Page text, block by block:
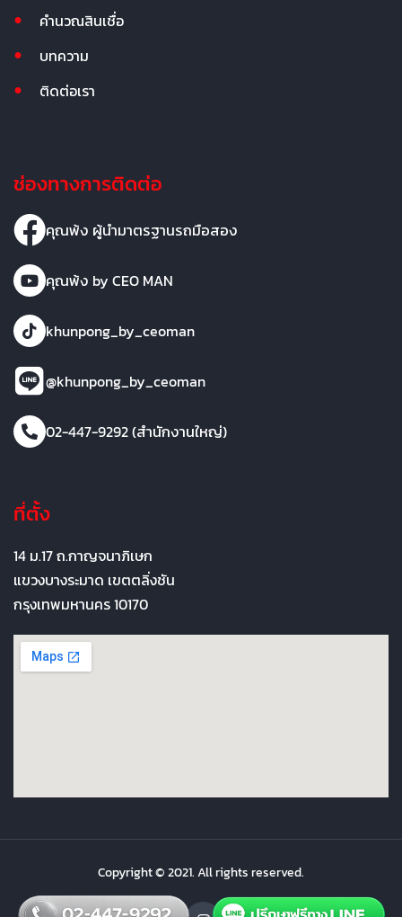
คำนวณสินเชื่อ
บทความ
ติดต่อเรา
ช่องทางการติดต่อ
คุณพ้ง ผู้นำมาตรฐานรถมือสอง
คุณพ้ง by CEO MAN
khunpong_by_ceoman
@khunpong_by_ceoman
02-447-9292 (สำนักงานใหญ่)
ที่ตั้ง
14 ม.17 ถ.กาญจนาภิเษก
แขวงบางระมาด เขตตลิ่งชัน
กรุงเทพมหานคร 10170
Copyright © 2021. All rights reserved.